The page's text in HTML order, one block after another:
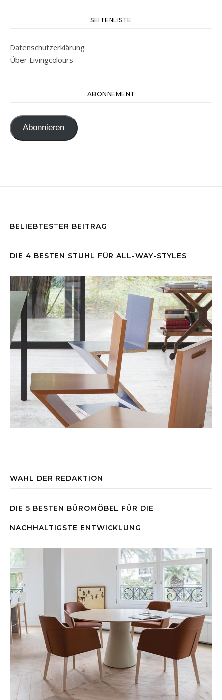
SEITENLISTE
Datenschutzerklärung
Über Livingcolours
ABONNEMENT
Abonnieren
BELIEBTESTER BEITRAG
DIE 4 BESTEN STUHL FÜR ALL-WAY-STYLES
WAHL DER REDAKTION
DIE 5 BESTEN BÜROMÖBEL FÜR DIE
NACHHALTIGSTE ENTWICKLUNG